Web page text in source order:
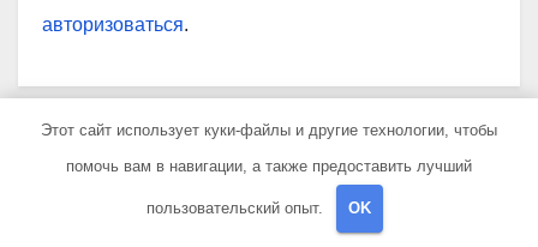
авторизоваться.
Поиск
Этот сайт использует куки-файлы и другие технологии, чтобы
помочь вам в навигации, а также предоставить лучший
пользовательский опыт. OK